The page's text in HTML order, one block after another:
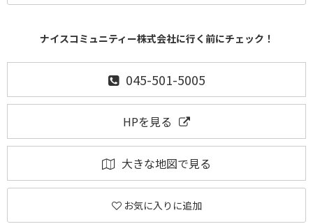
ナイスコミュニティー株式会社に行く前にチェック！
045-501-5005
HPを見る
大きな地図で見る
お気に入りに追加